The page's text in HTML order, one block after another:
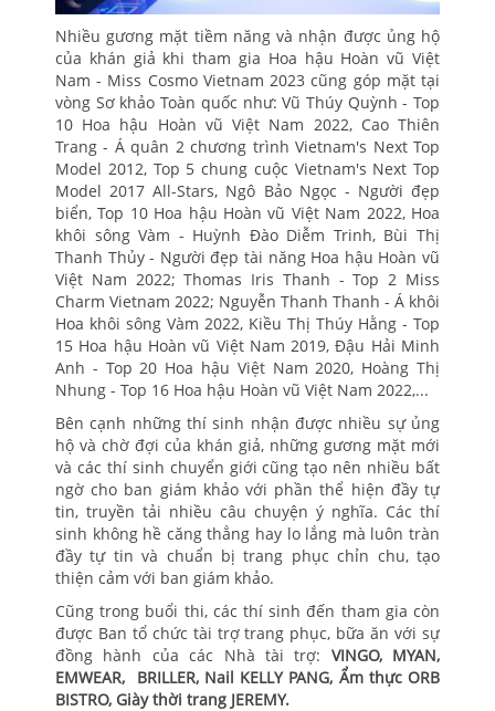
Nhiều gương mặt tiềm năng và nhận được ủng hộ
của khán giả khi tham gia Hoa hậu Hoàn vũ Việt
Nam - Miss Cosmo Vietnam 2023 cũng góp mặt tại
vòng Sơ khảo Toàn quốc như: Vũ Thúy Quỳnh - Top
10 Hoa hậu Hoàn vũ Việt Nam 2022, Cao Thiên
Trang - Á quân 2 chương trình Vietnam's Next Top
Model 2012, Top 5 chung cuộc Vietnam's Next Top
Model 2017 All-Stars, Ngô Bảo Ngọc - Người đẹp
biển, Top 10 Hoa hậu Hoàn vũ Việt Nam 2022, Hoa
khôi sông Vàm - Huỳnh Đào Diễm Trinh, Bùi Thị
Thanh Thủy - Người đẹp tài năng Hoa hậu Hoàn vũ
Việt Nam 2022; Thomas Iris Thanh - Top 2 Miss
Charm Vietnam 2022; Nguyễn Thanh Thanh - Á khôi
Hoa khôi sông Vàm 2022, Kiều Thị Thúy Hằng - Top
15 Hoa hậu Hoàn vũ Việt Nam 2019, Đậu Hải Minh
Anh - Top 20 Hoa hậu Việt Nam 2020, Hoàng Thị
Nhung - Top 16 Hoa hậu Hoàn vũ Việt Nam 2022,...
Bên cạnh những thí sinh nhận được nhiều sự ủng
hộ và chờ đợi của khán giả, những gương mặt mới
và các thí sinh chuyển giới cũng tạo nên nhiều bất
ngờ cho ban giám khảo với phần thể hiện đầy tự
tin, truyền tải nhiều câu chuyện ý nghĩa. Các thí
sinh không hề căng thẳng hay lo lắng mà luôn tràn
đầy tự tin và chuẩn bị trang phục chỉn chu, tạo
thiện cảm với ban giám khảo.
Cũng trong buổi thi, các thí sinh đến tham gia còn
được Ban tổ chức tài trợ trang phục, bữa ăn với sự
đồng hành của các Nhà tài trợ: VINGO, MYAN,
EMWEAR, BRILLER, Nail KELLY PANG, Ẩm thực ORB
BISTRO, Giày thời trang JEREMY.